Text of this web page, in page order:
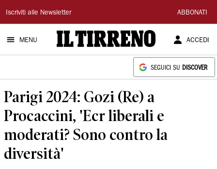
Il
Tirreno
Iscriviti alle Newsletter ABBONATI
MENU ACCEDI
SEGUICI SU DISCOVER
Parigi 2024: Gozi (Re) a
Procaccini, 'Ecr liberali e
moderati? Sono contro la
diversità'